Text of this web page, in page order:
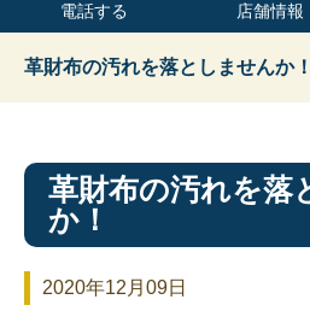
電話する 店舗情報
革財布の汚れを落としませんか！
革財布の汚れを落
か！
2020年12月09日